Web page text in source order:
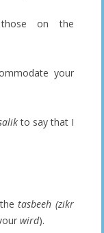
on the
your
to say that I
thetasbeeh (zikr
wird).